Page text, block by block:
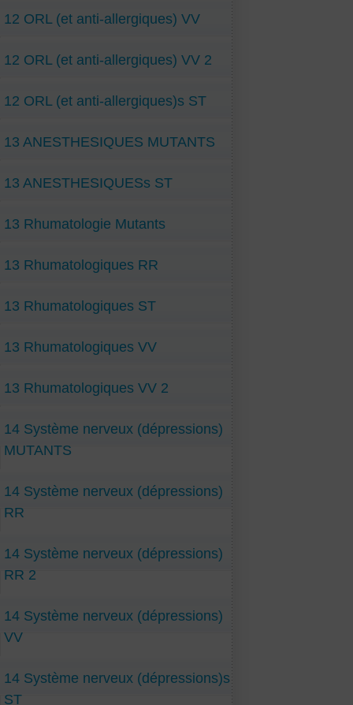
12 ORL (et anti-allergiques) VV
12 ORL (et anti-allergiques) VV 2
12 ORL (et anti-allergiques)s ST
13 ANESTHESIQUES MUTANTS
13 ANESTHESIQUESs ST
13 Rhumatologie Mutants
13 Rhumatologiques RR
13 Rhumatologiques ST
13 Rhumatologiques VV
13 Rhumatologiques VV 2
14 Système nerveux (dépressions)
MUTANTS
14 Système nerveux (dépressions)
RR
14 Système nerveux (dépressions)
RR 2
14 Système nerveux (dépressions)
VV
14 Système nerveux (dépressions)s
ST